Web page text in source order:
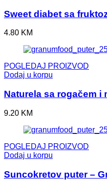
Sweet diabet sa
4.80 KM
POGLEDAJ PROIZVOD
Dodaj u korpu
Naturela sa rogačem i
9.20 KM
POGLEDAJ PROIZVOD
Dodaj u korpu
Suncokretov puter –